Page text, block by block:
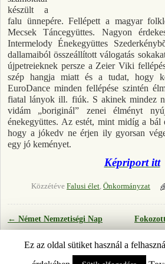
készült a
falu ünnepére. Fellépett a magyar
Mecsek Táncegyüttes. Nagyon
Intermelody Énekegyüttes
dallamaiból összeállított válogatás
újpetreieknek persze a Zeier Viki
szép hangja miatt és a tudat, hogy
EuroDance minden fellépése szintén
fiatal lányok ill. fiúk. S akinek mindez
vidám „boriginál” zenei élményt
énekegyüttes. Az estét, mint midíg a bál
hogy a jókedv ne érjen ily gyorsan
egy jó keményet.
Képriport itt
Közzétéve Falusi élet, Önkormányzat
Bejegyzés navigáció
← Német Nemzetiségi Nap
Ez az oldal sütiket használ a